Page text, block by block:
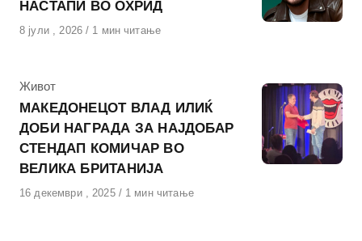
НАСТАПИ ВО ОХРИД
Објавено
8 јули , 2026 1 мин читање
КАтегорија
Живот
МАКЕДОНЕЦОТ ВЛАД ИЛИЌ
ДОБИ НАГРАДА ЗА НАЈДОБАР
СТЕНДАП КОМИЧАР ВО
ВЕЛИКА БРИТАНИЈА
Објавено
16 декември , 2025 1 мин читање